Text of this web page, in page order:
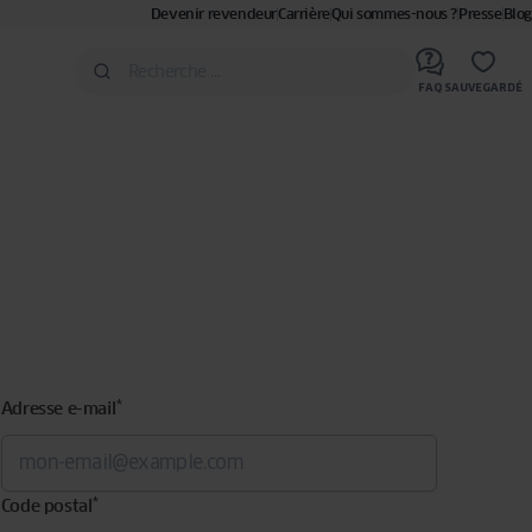
Devenir revendeurCarrièreQui sommes-nous ?PresseBlog
FAQ SAUVEGARDÉ
Adresse e-mail*
Code postal*